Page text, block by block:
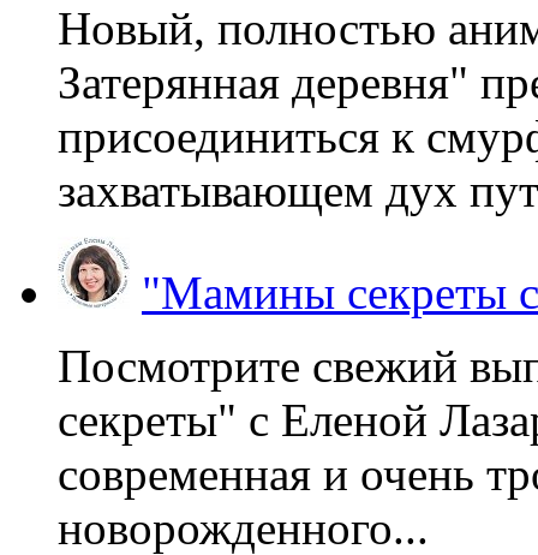
Новый, полностью
Затерянная деревня"
присоединиться к
захватывающем дух
"Мамины секреты
Посмотрите свежий
секреты" с Еленой
современная и очень
новорожденного...